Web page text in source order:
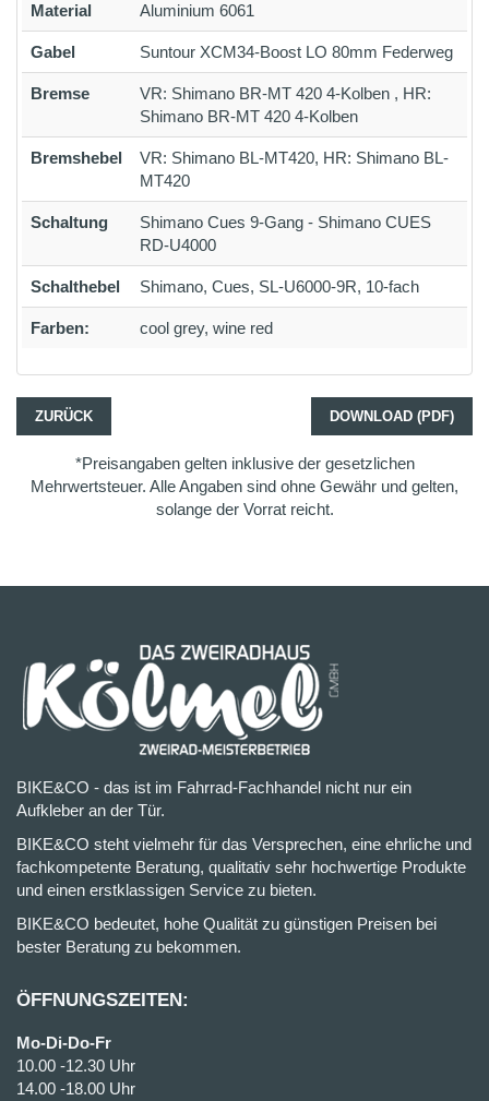
Material Aluminium 6061
Gabel Suntour XCM34-Boost LO 80mm Federweg
Bremse
VR: Shimano BR-MT 420 4-Kolben , HR:
Shimano BR-MT 420 4-Kolben
Bremshebel
VR: Shimano BL-MT420, HR: Shimano BL-
MT420
Schaltung
Shimano Cues 9-Gang - Shimano CUES
RD-U4000
Schalthebel Shimano, Cues, SL-U6000-9R, 10-fach
Farben: cool grey, wine red
ZURÜCK DOWNLOAD (PDF)
*Preisangaben gelten inklusive der gesetzlichen
Mehrwertsteuer. Alle Angaben sind ohne Gewähr und gelten,
solange der Vorrat reicht.
BIKE&CO - das ist im Fahrrad-Fachhandel nicht nur ein
Aufkleber an der Tür.
BIKE&CO steht vielmehr für das Versprechen, eine ehrliche und
fachkompetente Beratung, qualitativ sehr hochwertige Produkte
und einen erstklassigen Service zu bieten.
BIKE&CO bedeutet, hohe Qualität zu günstigen Preisen bei
bester Beratung zu bekommen.
ÖFFNUNGSZEITEN:
Mo-Di-Do-Fr
10.00 -12.30 Uhr
14.00 -18.00 Uhr